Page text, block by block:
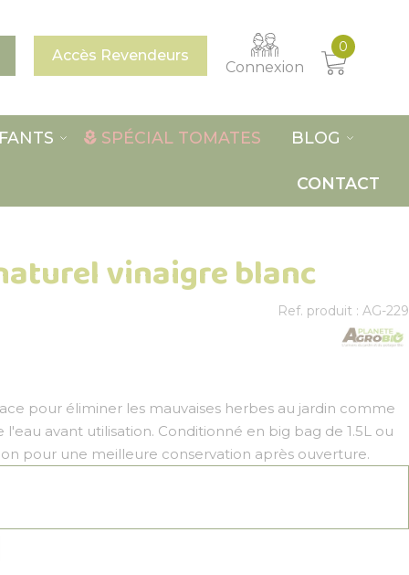
Accès Revendeurs
Connexion
0
SPÉCIAL TOMATES BLOG
CONTACT
vinaigre blanc
Ref. produit : AG-229
pour éliminer les mauvaises herbes au jardin comme
avant utilisation. Conditionné en big bag de 1.5L ou
pour une meilleure conservation après ouverture.